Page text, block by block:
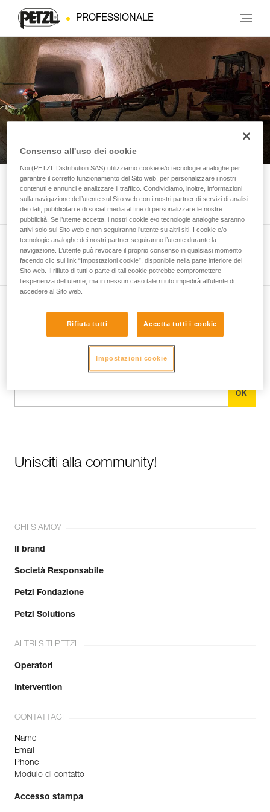
PROFESSIONALE
LAMPADE FRONTALI
PEZZI DI RICAMBIO
ILLUMINAZIONE
Iscriviti alla newsletter
e rimani connesso alle nostre novità
Unisciti alla community!
CHI SIAMO?
Il brand
Società Responsabile
Petzl Fondazione
Petzl Solutions
ALTRI SITI PETZL
Operatori
Intervention
CONTATTACI
Name
Email
Phone
Modulo di contatto
Accesso stampa
Consenso all'uso dei cookie
Noi (PETZL Distribution SAS) utilizziamo cookie e/o tecnologie analoghe per
garantire il corretto funzionamento del Sito web, per personalizzare i nostri
contenuti e annunci e analizzare il traffico. Condividiamo, inoltre, informazioni
sulla navigazione dell’utente sul Sito web con i nostri partner di servizi di analisi
dei dati, pubblicitari e di social media al fine di personalizzare le nostre
pubblicità. Se l’utente accetta, i nostri cookie e/o tecnologie analoghe saranno
attivi solo sul Sito web e non seguiranno l’utente su altri siti. I cookie e/o
tecnologie analoghe dei nostri partner seguiranno l’utente durante la
navigazione. L’utente può revocare il proprio consenso in qualsiasi momento
facendo clic sul link “Impostazioni cookie”, disponibile nella parte inferiore del
Sito web. Il rifiuto di tutti o parte di tali cookie potrebbe compromettere
l’esperienza dell’utente, ma in nessun caso tale rifiuto impedirà all’utente di
accedere al Sito web.
Rifiuta tutti Accetta tutti i cookie
Impostazioni cookie